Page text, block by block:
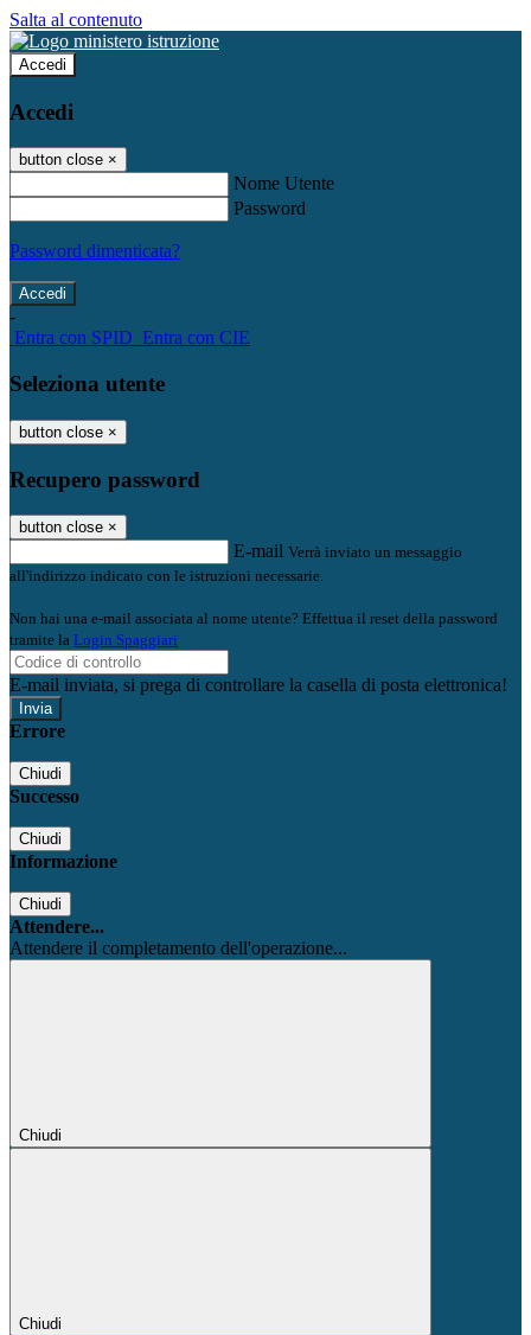
Salta al contenuto
Accedi
Accedi
button close ×
Nome Utente
Password
Password dimenticata?
-
Entra con SPID Entra con CIE
Seleziona utente
button close ×
Recupero password
button close ×
E-mail Verrà inviato un messaggio
all'indirizzo indicato con le istruzioni necessarie.
Non hai una e-mail associata al nome utente? Effettua il reset della password
tramite la Login Spaggiari
E-mail inviata, si prega di controllare la casella di posta elettronica!
Errore
Chiudi
Successo
Chiudi
Informazione
Chiudi
Attendere...
Attendere il completamento dell'operazione...
Chiudi
Chiudi